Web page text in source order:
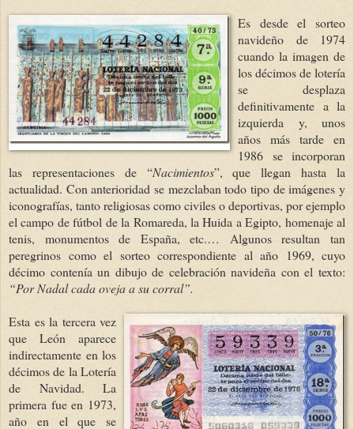
Es desde el sorteo
navideño de 1974
cuando la imagen de
los décimos de lotería
se desplaza
definitivamente a la
izquierda y, unos
años más tarde en
1986 se incorporan
las representaciones de “Nacimientos”, que llegan hasta la
actualidad. Con anterioridad se mezclaban todo tipo de imágenes y
iconografías, tanto religiosas como civiles o deportivas, por ejemplo
el campo de fútbol de la Romareda, la Huida a Egipto, homenaje al
tenis, monumentos de España, etc.… Algunos resultan tan
peregrinos como el sorteo correspondiente al año 1969, cuyo
décimo contenía un dibujo de celebración navideña con el texto:
“Por Nadal cada oveja a su corral”.
Esta es la tercera vez
que León aparece
indirectamente en los
décimos de la Lotería
de Navidad. La
primera fue en 1973,
año en el que se